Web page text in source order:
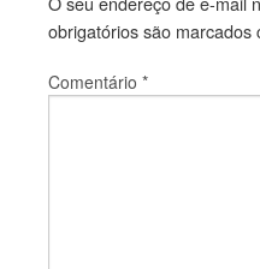
obrigatórios são marcados
Comentário *